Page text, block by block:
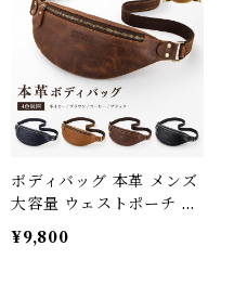
ボディバッグ 本革 メンズ
大容量 ウェストポーチ 厚
手牛革 オイルレザー レザ
ー 斜めがけ ワンショルダ
¥9,800